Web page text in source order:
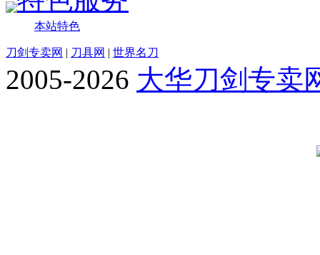
本站特色
刀剑专卖网 | 刀具网 | 世界名刀
2005-2026 大华刀剑专卖